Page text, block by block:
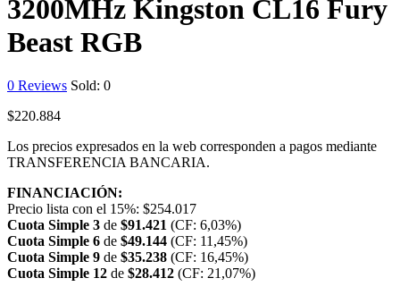
3200MHz Kingston CL16 Fury
Beast RGB
0 Reviews Sold: 0
$220.884
Los precios expresados en la web corresponden a pagos mediante
TRANSFERENCIA BANCARIA.
FINANCIACIÓN:
Precio lista con el 15%: $254.017
Cuota Simple 3 de $91.421 (CF: 6,03%)
Cuota Simple 6 de $49.144 (CF: 11,45%)
Cuota Simple 9 de $35.238 (CF: 16,45%)
Cuota Simple 12 de $28.412 (CF: 21,07%)